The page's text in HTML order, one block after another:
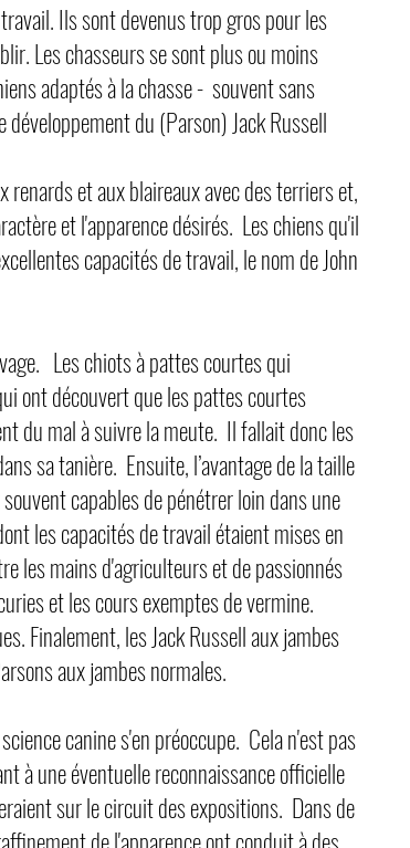
Ils sont devenus trop gros pour les
Les chasseurs se sont plus ou moins
adaptés à la chasse - souvent sans
du (Parson) Jack Russell
et aux blaireaux avec des terriers et,
et l'apparence désirés. Les chiens qu'il
capacités de travail, le nom de John
Les chiots à pattes courtes qui
ont découvert que les pattes courtes
du mal à suivre la meute. Il fallait donc les
sa tanière. Ensuite, l’avantage de la taille
capables de pénétrer loin dans une
les capacités de travail étaient mises en
les mains d'agriculteurs et de passionnés
et les cours exemptes de vermine.
Finalement, les Jack Russell aux jambes
aux jambes normales.
canine s'en préoccupe. Cela n'est pas
à une éventuelle reconnaissance officielle
sur le circuit des expositions. Dans de